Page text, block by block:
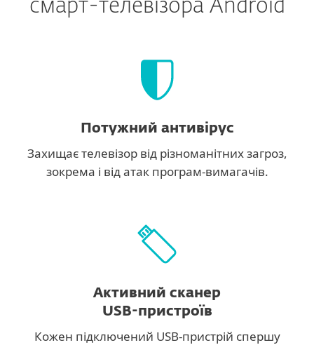
смарт-телевізора Android
Потужний антивірус
Захищає телевізор від різноманітних загроз,
зокрема і від атак програм-вимагачів.
Активний сканер
USB-пристроїв
Кожен підключений USB-пристрій спершу